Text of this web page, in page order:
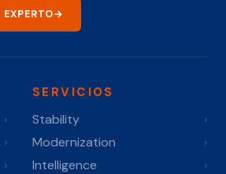
→
›
›
›
SERVICIOS
Stability
›
Modernization
›
Intelligence
›